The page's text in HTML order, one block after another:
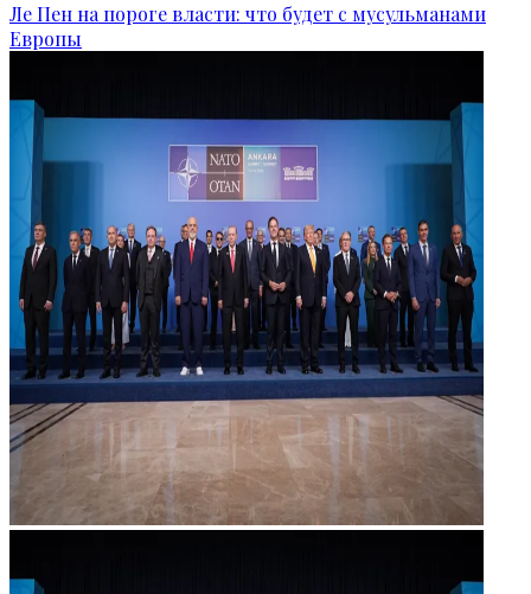
Ле Пен на пороге власти: что будет с мусульманами
Европы